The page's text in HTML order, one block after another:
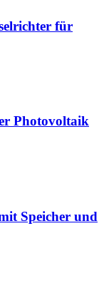
für
Photovoltaik
Speicher und